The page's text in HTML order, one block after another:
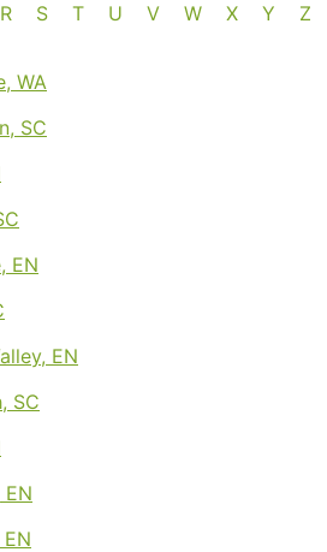
R S T U V W X Y Z
WA
SC
EN
EN
SC